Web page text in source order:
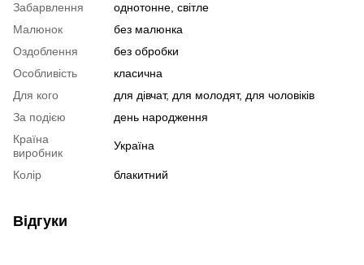
Забарвлення
однотонне, світле
Малюнок
без малюнка
Оздоблення
без обробки
Особливість
класична
Для кого
для дівчат, для молодят, для чоловіків
За подією
день народження
Країна
виробник
Україна
Колір блакитний
Відгуки